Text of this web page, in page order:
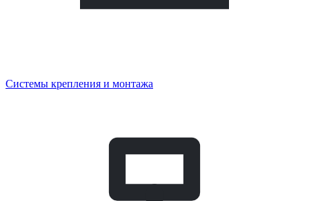
Системы крепления и монтажа